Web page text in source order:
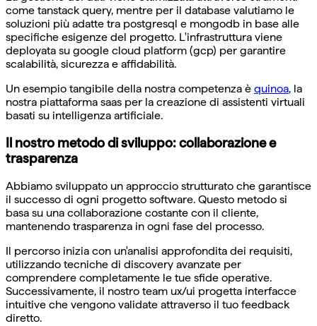
come tanstack query, mentre per il database valutiamo le
soluzioni più adatte tra postgresql e mongodb in base alle
specifiche esigenze del progetto. L'infrastruttura viene
deployata su google cloud platform (gcp) per garantire
scalabilità, sicurezza e affidabilità.
Un esempio tangibile della nostra competenza è quinoa, la
nostra piattaforma saas per la creazione di assistenti virtuali
basati su intelligenza artificiale.
Il nostro metodo di sviluppo: collaborazione e
trasparenza
Abbiamo sviluppato un approccio strutturato che garantisce
il successo di ogni progetto software. Questo metodo si
basa su una collaborazione costante con il cliente,
mantenendo trasparenza in ogni fase del processo.
Il percorso inizia con un'analisi approfondita dei requisiti,
utilizzando tecniche di discovery avanzate per
comprendere completamente le tue sfide operative.
Successivamente, il nostro team ux/ui progetta interfacce
intuitive che vengono validate attraverso il tuo feedback
diretto.